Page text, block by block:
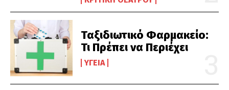
Ταξιδιωτικό Φαρμακείο:
Τι Πρέπει να Περιέχει
ΥΓΕΊΑ